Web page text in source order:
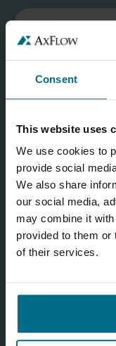
Consent
This website uses
We use cookies to
provide social
We also share
our social media,
may combine it
provided to them or
of their services.
Ihre persönlichen
können der
Weitere